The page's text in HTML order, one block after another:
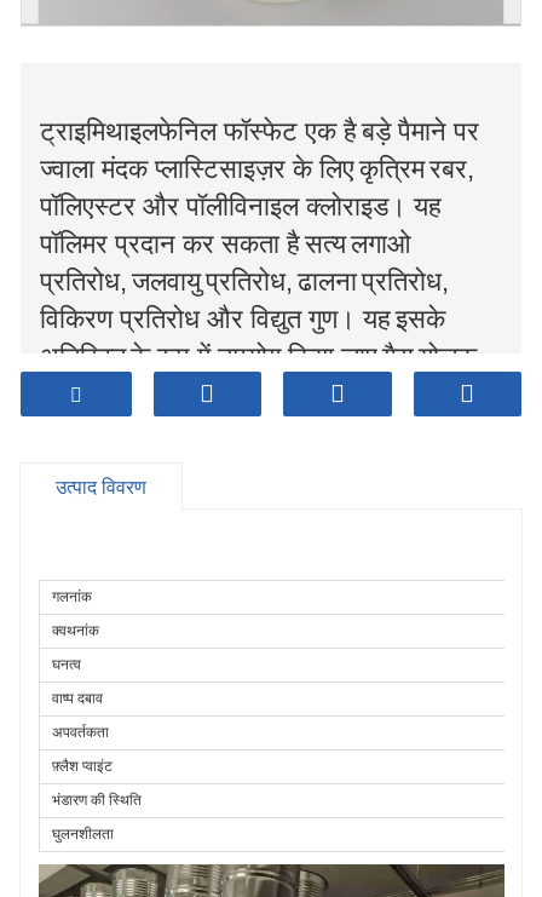
ट्राइमिथाइलफेनिल फॉस्फेट एक हैबड़े पैमाने पर
ज्वाला मंदक प्लास्टिसाइज़र के लिएकृत्रिमरबर,
पॉलिएस्टर और पॉलीविनाइल क्लोराइड। यह
पॉलिमर प्रदान कर सकता हैसत्यलगाओ
प्रतिरोध, जलवायुप्रतिरोध, ढालनाप्रतिरोध,
विकिरण प्रतिरोध और विद्युत गुण। यहइसके
अतिरिक्तके रूप में उपयोग किया जाएगैसयोजक,
चिकनाई तेल योजक, और हाइड्रोलिक तेल।
एपॉक्सी राल चिपकने के लिए प्लास्टिसाइज़र के
रूप में, इसमें ज्वाला मंदक गुण होते हैं।
उत्पाद विवरण
गलनांक
क्वथनांक
घनत्व
वाष्प दबाव
अपवर्तकता
फ़्लैश प्वाइंट
भंडारण की स्थिति
घुलनशीलता